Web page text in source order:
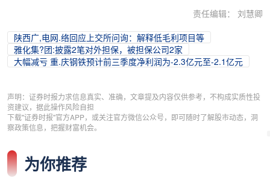
责任编辑： 刘慧卿
陕西广,电网.络回应上交所问询：解释低毛利项目等
雅化集?团:披露2笔对外担保，被担保公司2家
大幅减亏 重.庆钢铁预计前三季度净利润为-2.3亿元至-2.1亿元
声明：证券时报力求信息真实、准确，文章提及内容仅供参考，不构成实质性投
资建议，据此操作风险自担
下载"证券时报"官方APP，或关注官方微信公众号，即可随时了解股市动态，洞
察政策信息，把握财富机会。
为你推荐